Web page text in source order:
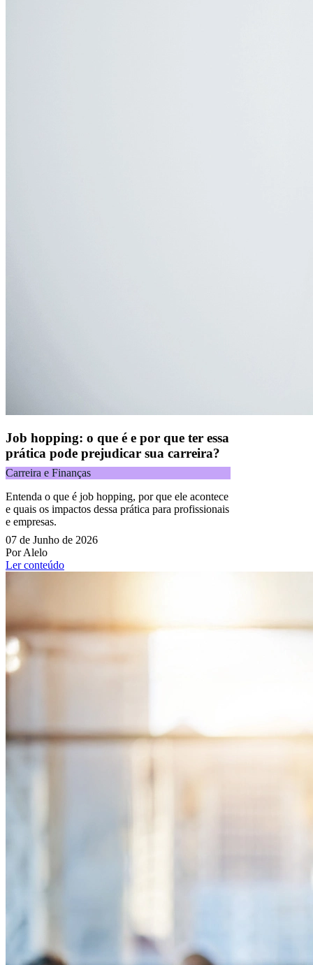
Job hopping: o que é e por que ter essa
prática pode prejudicar sua carreira?
Carreira e Finanças
Entenda o que é job hopping, por que ele acontece
e quais os impactos dessa prática para profissionais
e empresas.
07 de Junho de 2026
Por Alelo
Ler conteúdo